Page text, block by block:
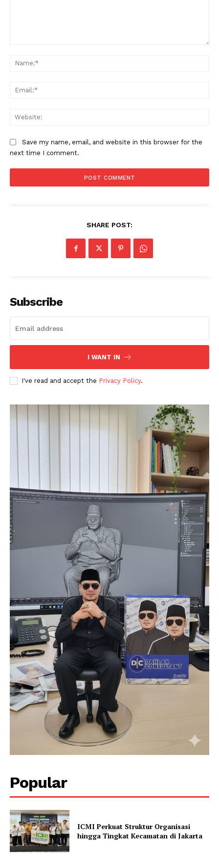
Company
About
Contact
Save my name, email, and website in this browser for the
next time I comment.
SHARE POST:
Subscribe
I WANT IN
I've read and accept the Privacy Policy.
Popular
ICMI Perkuat Struktur Organisasi
hingga Tingkat Kecamatan di Jakarta